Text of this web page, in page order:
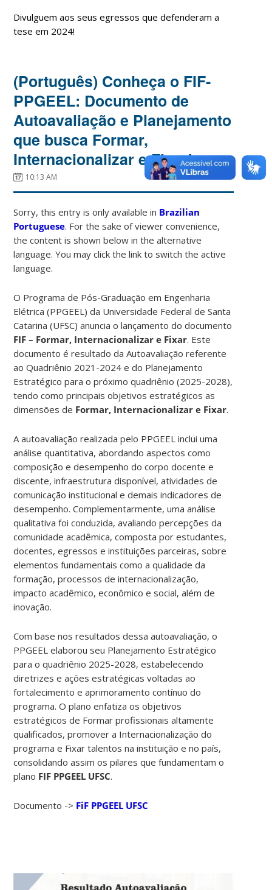
Divulguem aos seus egressos que defenderam a
tese em 2024!
(Português) Conheça o FIF-
PPGEEL: Documento de
Autoavaliação e Planejamento
que busca Formar,
Internacionalizar e Fixar!
10:13 AM
Sorry, this entry is only available in Brazilian
Portuguese. For the sake of viewer convenience,
the content is shown below in the alternative
language. You may click the link to switch the active
language.
O Programa de Pós-Graduação em Engenharia
Elétrica (PPGEEL) da Universidade Federal de Santa
Catarina (UFSC) anuncia o lançamento do documento
FIF – Formar, Internacionalizar e Fixar. Este
documento é resultado da Autoavaliação referente
ao Quadriênio 2021-2024 e do Planejamento
Estratégico para o próximo quadriênio (2025-2028),
tendo como principais objetivos estratégicos as
dimensões de Formar, Internacionalizar e Fixar.
A autoavaliação realizada pelo PPGEEL inclui uma
análise quantitativa, abordando aspectos como
composição e desempenho do corpo docente e
discente, infraestrutura disponível, atividades de
comunicação institucional e demais indicadores de
desempenho. Complementarmente, uma análise
qualitativa foi conduzida, avaliando percepções da
comunidade acadêmica, composta por estudantes,
docentes, egressos e instituições parceiras, sobre
elementos fundamentais como a qualidade da
formação, processos de internacionalização,
impacto acadêmico, econômico e social, além de
inovação.
Com base nos resultados dessa autoavaliação, o
PPGEEL elaborou seu Planejamento Estratégico
para o quadriênio 2025-2028, estabelecendo
diretrizes e ações estratégicas voltadas ao
fortalecimento e aprimoramento contínuo do
programa. O plano enfatiza os objetivos
estratégicos de Formar profissionais altamente
qualificados, promover a Internacionalização do
programa e Fixar talentos na instituição e no país,
consolidando assim os pilares que fundamentam o
plano FIF PPGEEL UFSC.
Documento -> FiF PPGEEL UFSC